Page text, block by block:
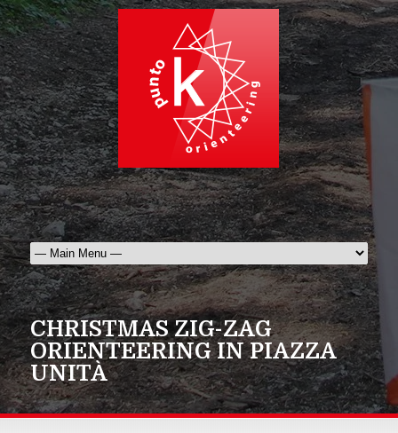
CHRISTMAS ZIG-ZAG
ORIENTEERING IN PIAZZA
UNITÀ